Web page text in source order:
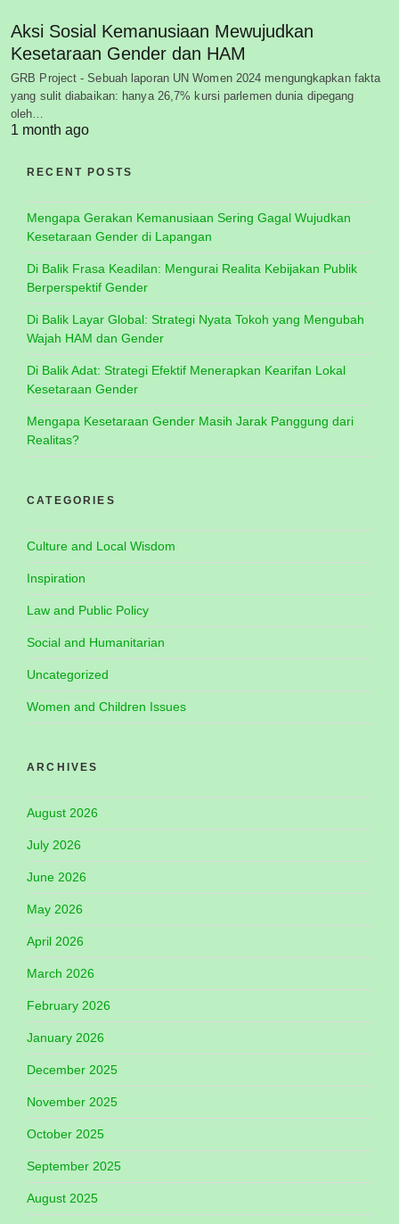
Aksi Sosial Kemanusiaan Mewujudkan
Kesetaraan Gender dan HAM
GRB Project - Sebuah laporan UN Women 2024 mengungkapkan fakta
yang sulit diabaikan: hanya 26,7% kursi parlemen dunia dipegang
oleh…
1 month ago
RECENT POSTS
Mengapa Gerakan Kemanusiaan Sering Gagal Wujudkan
Kesetaraan Gender di Lapangan
Di Balik Frasa Keadilan: Mengurai Realita Kebijakan Publik
Berperspektif Gender
Di Balik Layar Global: Strategi Nyata Tokoh yang Mengubah
Wajah HAM dan Gender
Di Balik Adat: Strategi Efektif Menerapkan Kearifan Lokal
Kesetaraan Gender
Mengapa Kesetaraan Gender Masih Jarak Panggung dari
Realitas?
CATEGORIES
Culture and Local Wisdom
Inspiration
Law and Public Policy
Social and Humanitarian
Uncategorized
Women and Children Issues
ARCHIVES
August 2026
July 2026
June 2026
May 2026
April 2026
March 2026
February 2026
January 2026
December 2025
November 2025
October 2025
September 2025
August 2025